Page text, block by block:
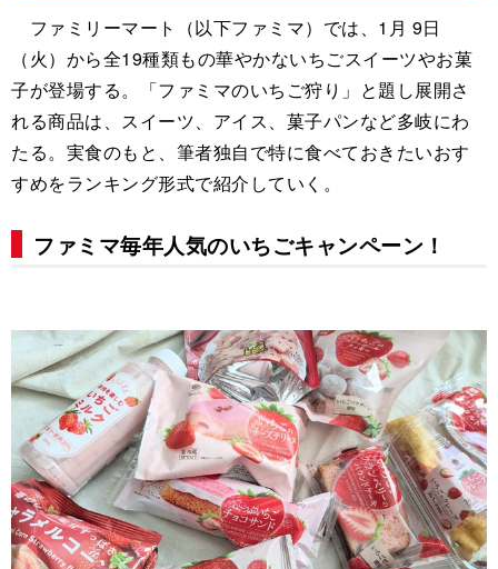
ファミリーマート（以下ファミマ）では、1月 9日
（火）から全19種類もの華やかないちごスイーツやお菓
子が登場する。「ファミマのいちご狩り」と題し展開さ
れる商品は、スイーツ、アイス、菓子パンなど多岐にわ
たる。実食のもと、筆者独自で特に食べておきたいおす
すめをランキング形式で紹介していく。
ファミマ毎年人気のいちごキャンペーン！